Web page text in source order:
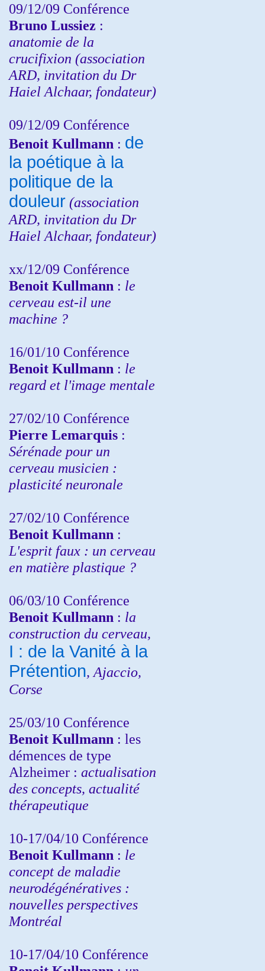
09/12/09 Conférence
Bruno Lussiez :
anatomie de la
crucifixion (association
ARD, invitation du Dr
Haiel Alchaar, fondateur)
09/12/09 Conférence
Benoit Kullmann : de
la poétique à la
politique de la
douleur (association
ARD, invitation du Dr
Haiel Alchaar, fondateur)
xx/12/09 Conférence
Benoit Kullmann : le
cerveau est-il une
machine ?
16/01/10 Conférence
Benoit Kullmann : le
regard et l'image mentale
27/02/10 Conférence
Pierre Lemarquis :
Sérénade pour un
cerveau musicien :
plasticité neuronale
27/02/10 Conférence
Benoit Kullmann :
L'esprit faux : un cerveau
en matière plastique ?
06/03/10 Conférence
Benoit Kullmann : la
construction du cerveau,
I : de la Vanité à la
Prétention, Ajaccio,
Corse
25/03/10 Conférence
Benoit Kullmann : les
démences de type
Alzheimer : actualisation
des concepts, actualité
thérapeutique
10-17/04/10 Conférence
Benoit Kullmann : le
concept de maladie
neurodégénératives :
nouvelles perspectives
Montréal
10-17/04/10 Conférence